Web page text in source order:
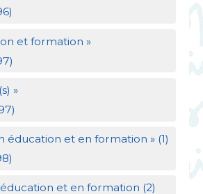
et formation »
»
éducation et en formation » (1)
et en formation (2)